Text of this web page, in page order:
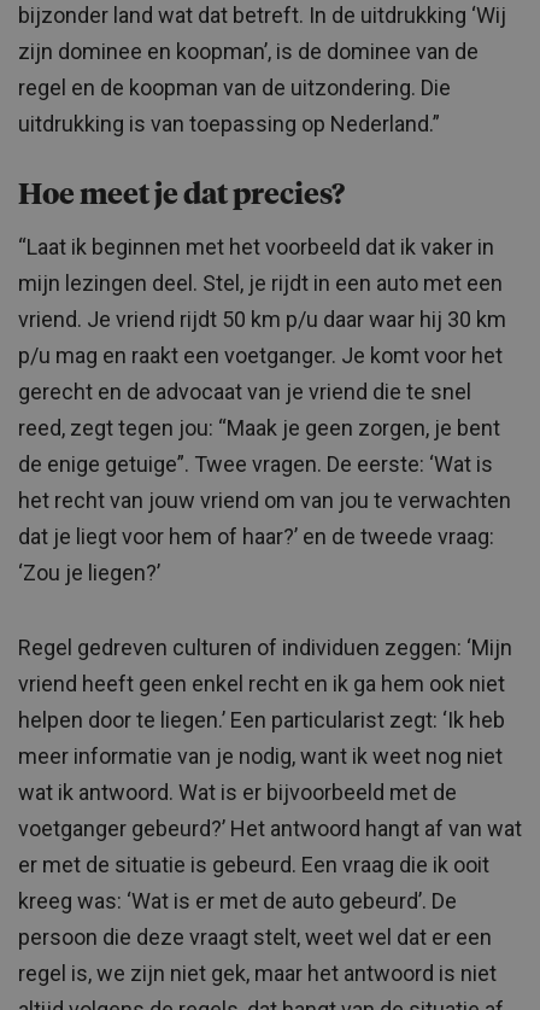
bijzonder land wat dat betreft. In de uitdrukking ‘Wij
zijn dominee en koopman’, is de dominee van de
regel en de koopman van de uitzondering. Die
uitdrukking is van toepassing op Nederland.”
Hoe meet je dat precies?
“Laat ik beginnen met het voorbeeld dat ik vaker in
mijn lezingen deel. Stel, je rijdt in een auto met een
vriend. Je vriend rijdt 50 km p/u daar waar hij 30 km
p/u mag en raakt een voetganger. Je komt voor het
gerecht en de advocaat van je vriend die te snel
reed, zegt tegen jou: “Maak je geen zorgen, je bent
de enige getuige”. Twee vragen. De eerste: ‘Wat is
het recht van jouw vriend om van jou te verwachten
dat je liegt voor hem of haar?’ en de tweede vraag:
‘Zou je liegen?’
Regel gedreven culturen of individuen zeggen: ‘Mijn
vriend heeft geen enkel recht en ik ga hem ook niet
helpen door te liegen.’ Een particularist zegt: ‘Ik heb
meer informatie van je nodig, want ik weet nog niet
wat ik antwoord. Wat is er bijvoorbeeld met de
voetganger gebeurd?’ Het antwoord hangt af van wat
er met de situatie is gebeurd. Een vraag die ik ooit
kreeg was: ‘Wat is er met de auto gebeurd’. De
persoon die deze vraagt stelt, weet wel dat er een
regel is, we zijn niet gek, maar het antwoord is niet